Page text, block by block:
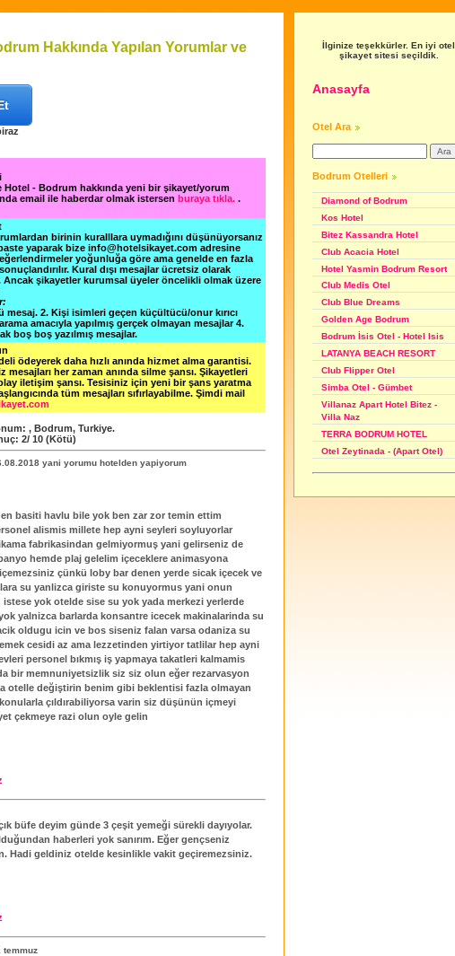
Hakkında Yapılan Yorumlar ve
Hotel - Bodrum hakkında yeni bir şikayet/yorum
email ile haberdar olmak istersen buraya tıkla. .
birinin kuralllara uymadığını düşünüyorsanız
yaparak bize info@hotelsikayet.com adresine
yoğunluğa göre ama genelde en fazla
Kural dışı mesajlar ücretsiz olarak
Ancak şikayetler kurumsal üyeler öncelikli olmak üzere
mesaj. 2. Kişi isimleri geçen küçültücü/onur kırıcı
amacıyla yapılmış gerçek olmayan mesajlar 4.
boş boş yazılmış mesajlar.
ödeyerek daha hızlı anında hizmet alma garantisi.
mesajları her zaman anında silme şansı. Şikayetleri
iletişim şansı. Tesisiniz için yeni bir şans yaratma
tüm mesajları sıfırlayabilme. Şimdi mail
, Bodrum, Turkiye.
2/ 10 (Kötü)
yani yorumu hotelden yapiyorum
basiti havlu bile yok ben zar zor temin ettim
alismis millete hep ayni seyleri soyluyorlar
fabrikasindan gelmiyormuş yani gelirseniz de
hemde plaj gelelim içeceklere animasyona
çünkü loby bar denen yerde sicak içecek ve
su yanlizca giriste su konuyormus yani onun
yok otelde sise su yok yada merkezi yerlerde
yalnizca barlarda konsantre icecek makinalarinda su
oldugu icin ve bos siseniz falan varsa odaniza su
cesidi az ama lezzetinden yirtiyor tatlilar hep ayni
personel bıkmış iş yapmaya takatleri kalmamis
bir memnuniyetsizlik siz siz olun eğer rezarvasyon
otelle değiştirin benim gibi beklentisi fazla olmayan
çıldırabiliyorsa varin siz düşünün içmeyi
çekmeye razi olun oyle gelin
büfe deyim günde 3 çeşit yemeği sürekli dayıyolar.
haberleri yok sanırım. Eğer gençseniz
Hadi geldiniz otelde kesinlikle vakit geçiremezsiniz.
temmuz
İlginize teşekkürler. En iyi otel
şikayet sitesi seçildik.
Anasayfa
Otel Ara
Bodrum Otelleri
Diamond of Bodrum
Kos Hotel
Bitez Kassandra Hotel
Club Acacia Hotel
Hotel Yasmin Bodrum Resort
Club Medis Otel
Club Blue Dreams
Golden Age Bodrum
Bodrum İsis Otel - Hotel Isis
LATANYA BEACH RESORT
Club Flipper Otel
Simba Otel - Gümbet
Villanaz Apart Hotel Bitez -
Villa Naz
TERRA BODRUM HOTEL
Otel Zeytinada - (Apart Otel)